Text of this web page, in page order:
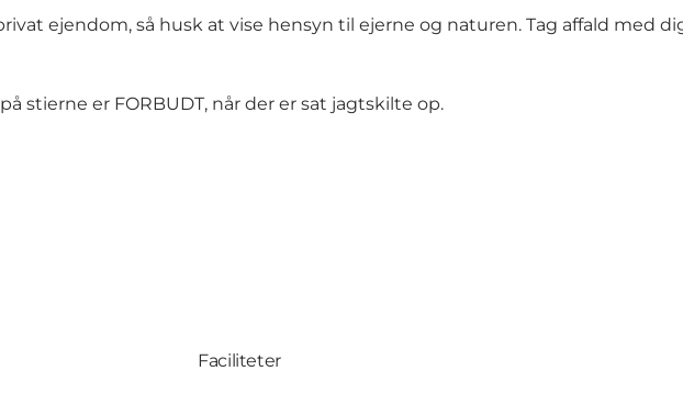
ejendom, så husk at vise hensyn til ejerne og naturen. Tag affald med
stierne er FORBUDT, når der er sat jagtskilte op.
Faciliteter